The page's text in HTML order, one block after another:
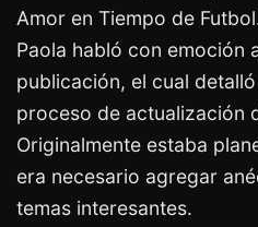
Amor en Tiempo de
Paola habló con emoción
publicación, el cual
proceso de actualización
Originalmente estaba
era necesario agregar
temas interesantes.